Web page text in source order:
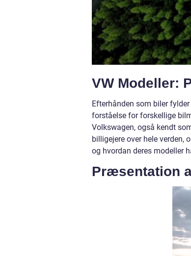
VW Modeller:
Efterhånden som biler
forståelse for forskellige
Volkswagen, også kendt
billigejere over hele verden,
og hvordan deres modeller
Præsentation